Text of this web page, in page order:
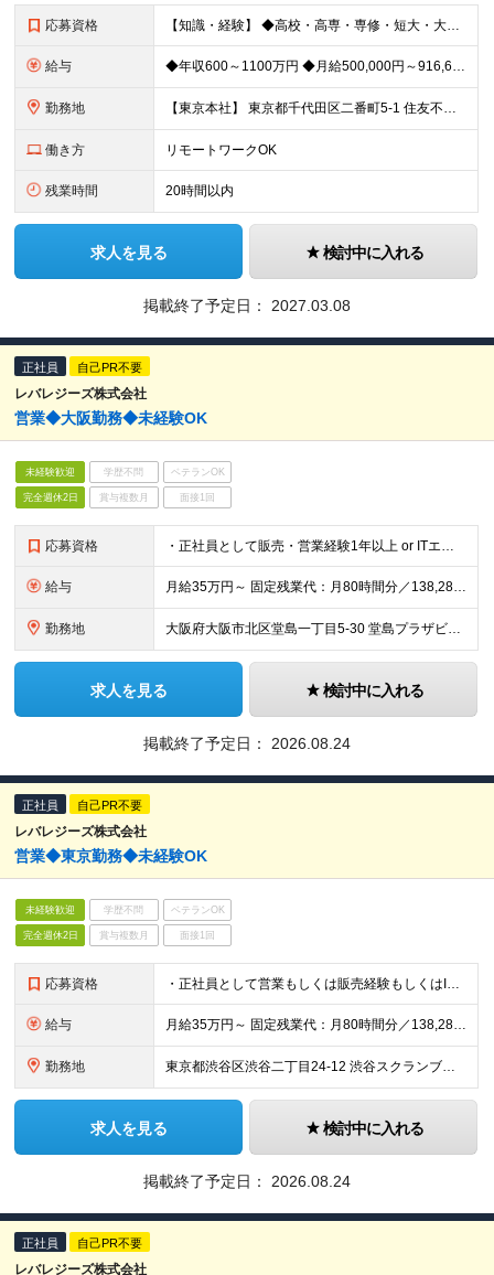
応募資格 【知識・経験】 ◆高校・高専・専修・短大・大学・大学院卒以上 ◆社会人就業経験3年以上 ◆業務システムの要件定義・設計・開発・運用までの一連の業務経験が5年以上 ◆下記いずれかの分野に強みのある
給与 ◆年収600～1100万円 ◆月給500,000円～916,666円 ※上記金額には固定残業代（130,304円～238,889円／月45時間分）を含みます ※組織への適応、周囲との関係性構築を目的
勤務地 【東京本社】 東京都千代田区二番町5-1 住友不動産麹町ビル ※(変更の範囲) 本社及び国内外の全ての事業所および会社の定める場所 (リモートワーク実施場所を含む) 将来的に出向を実施した場合
働き方 リモートワークOK
残業時間 20時間以内
求人を見る 検討中に入れる
掲載終了予定日： 2027.03.08
正社員 自己PR不要
レバレジーズ株式会社
営業◆大阪勤務◆未経験OK
未経験歓迎 学歴不問 ベテランOK
完全週休2日 賞与複数月 面接1回
応募資格 ・正社員として販売・営業経験1年以上 or ITエンジニア経験1年以上 (初等教諭、中学校教諭、高校教諭の免許状を保有し実務経験1年以上も可)
給与 月給35万円～ 固定残業代：月80時間分／138,285円を含み支給 ※給与支給額により変動、超過分別途支給 ※固定残業時間＝実残業時間ではありません ※試用期間6ヶ月あり（期間中は有給休暇なしとなり
勤務地 大阪府大阪市北区堂島一丁目5-30 堂島プラザビル7F/8F 変更の範囲：会社の定める事業所
求人を見る 検討中に入れる
掲載終了予定日： 2026.08.24
正社員 自己PR不要
レバレジーズ株式会社
営業◆東京勤務◆未経験OK
未経験歓迎 学歴不問 ベテランOK
完全週休2日 賞与複数月 面接1回
応募資格 ・正社員として営業もしくは販売経験もしくはITエンジニア経験1年以上 (初等教諭、中学校教諭、高校教諭の免許状を保有し実務経験1年以上も可)
給与 月給35万円～ 固定残業代：月80時間分／138,285円を含み支給 ※給与支給額により変動、超過分別途支給 ※固定残業時間＝実残業時間ではありません ※試用期間6ヶ月あり（期間中は有給休暇なしとなり
勤務地 東京都渋谷区渋谷二丁目24-12 渋谷スクランブルスクエア24F/25F 変更の範囲：会社の定める事業所
求人を見る 検討中に入れる
掲載終了予定日： 2026.08.24
正社員 自己PR不要
レバレジーズ株式会社